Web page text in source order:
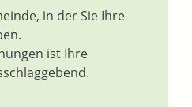
in der Sie Ihre
ist Ihre